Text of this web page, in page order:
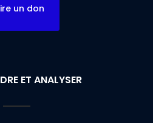
un don
ET ANALYSER